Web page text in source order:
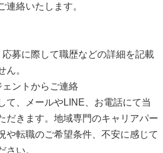
連絡いたします。
募に際して職歴などの詳細を記載
ん。
ントからご連絡
て、メールやLINE、お電話にて当
だきます。地域専門のキャリアパー
や転職のご希望条件、不安に感じて
さい。